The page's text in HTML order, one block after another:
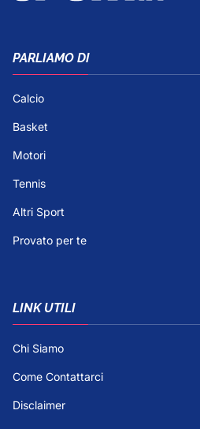
PARLIAMO DI
Calcio
Basket
Motori
Tennis
Altri Sport
Provato per te
LINK UTILI
Chi Siamo
Come Contattarci
Disclaimer